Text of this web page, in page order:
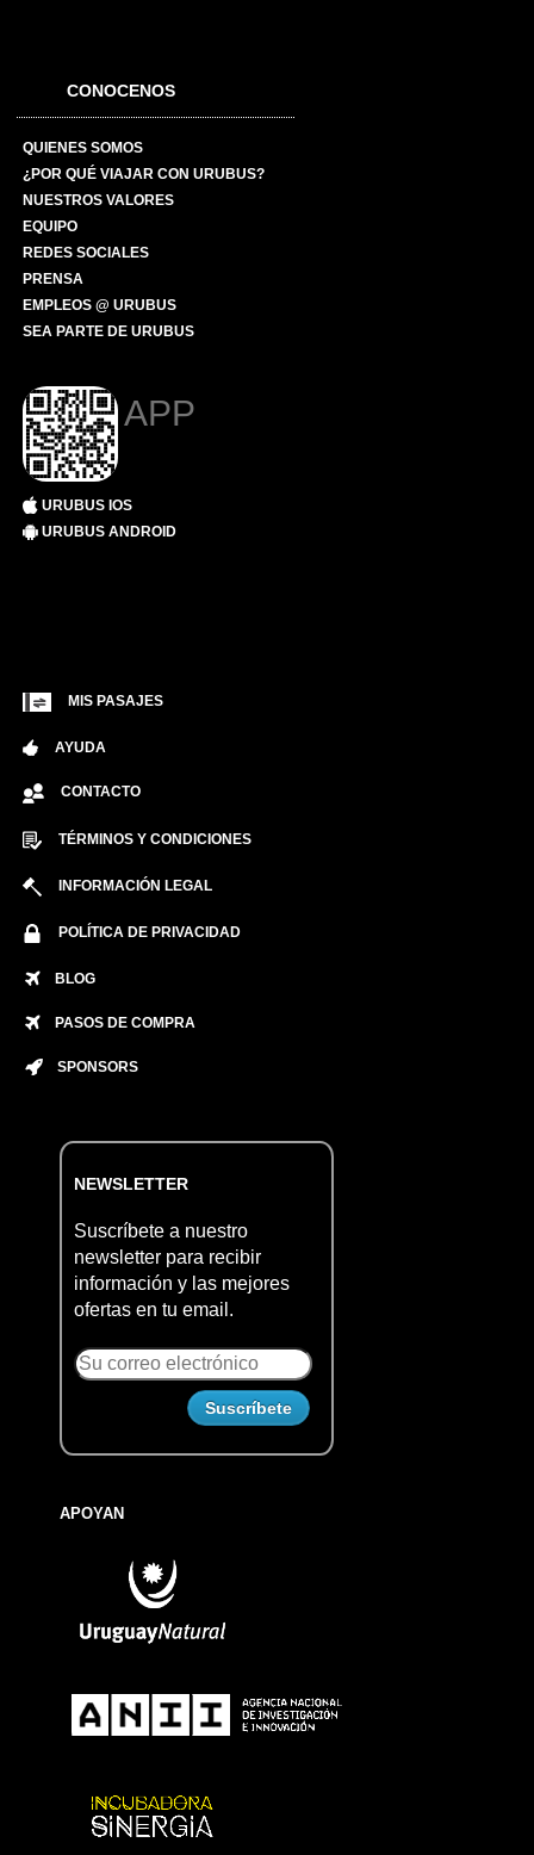
CONOCENOS
QUIENES SOMOS
¿POR QUÉ VIAJAR CON URUBUS?
NUESTROS VALORES
EQUIPO
REDES SOCIALES
PRENSA
EMPLEOS @ URUBUS
SEA PARTE DE URUBUS
APP
URUBUS IOS
URUBUS ANDROID
MIS PASAJES
AYUDA
CONTACTO
TÉRMINOS Y CONDICIONES
INFORMACIÓN LEGAL
POLÍTICA DE PRIVACIDAD
BLOG
PASOS DE COMPRA
SPONSORS
NEWSLETTER
Suscríbete a nuestro
newsletter para recibir
información y las mejores
ofertas en tu email.
APOYAN